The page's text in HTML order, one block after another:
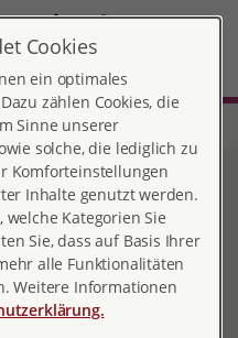
DE
Bonn
Cookies
ein optimales
zählen Cookies, die
Sinne unserer
solche, die lediglich zu
Komforteinstellungen
Inhalte genutzt werden.
Kategorien Sie
Sie, dass auf Basis Ihrer
alle Funktionalitäten
Weitere Informationen